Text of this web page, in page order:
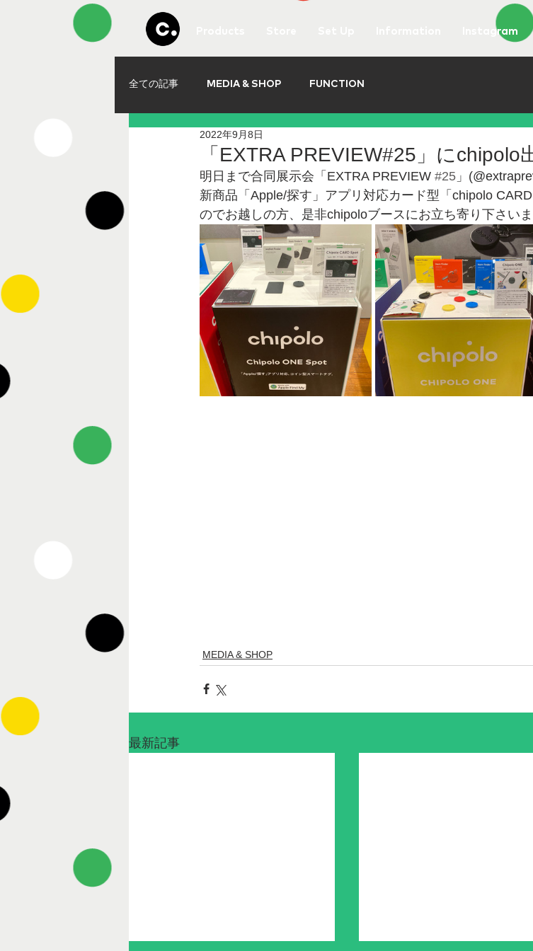
Instagram
全ての記事 MEDIA & SHOP FUNCTION
「EXTRA PREVIEW#25」にchipolo
2022年9月8日
明日まで合同展示会「EXTRA PREVIEW #25 」
新商品「Apple/探す」アプリ対応カード型「chipolo
のでお越しの方、是非chipoloブースにお立ち寄り下さい
MEDIA & SHOP
最新記事